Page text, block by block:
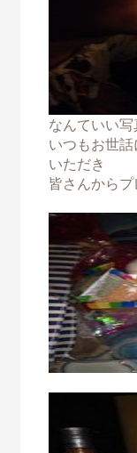
なんていい
いつもお世
いただき
皆さんから